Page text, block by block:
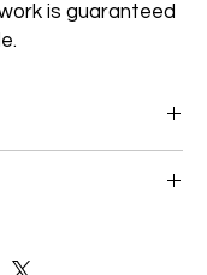
is guaranteed